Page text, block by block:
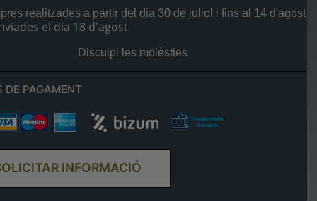
realitzades a partir del dia 30 de juliol i fins al 14 d'agost
el dia 18 d'agost
Disculpi les molèsties
DE PAGAMENT
INFORMACIÓ